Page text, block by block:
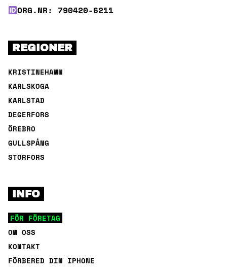
ORG.NR: 790420-6211
REGIONER
KRISTINEHAMN
KARLSKOGA
KARLSTAD
DEGERFORS
ÖREBRO
GULLSPÅNG
STORFORS
INFO
FÖR FÖRETAG
OM OSS
KONTAKT
FÖRBERED DIN IPHONE